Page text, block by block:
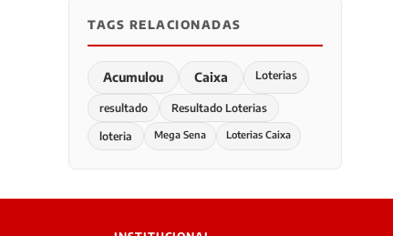
TAGS RELACIONADAS
Acumulou Caixa Loterias
resultado Resultado Loterias
loteria Mega Sena Loterias Caixa